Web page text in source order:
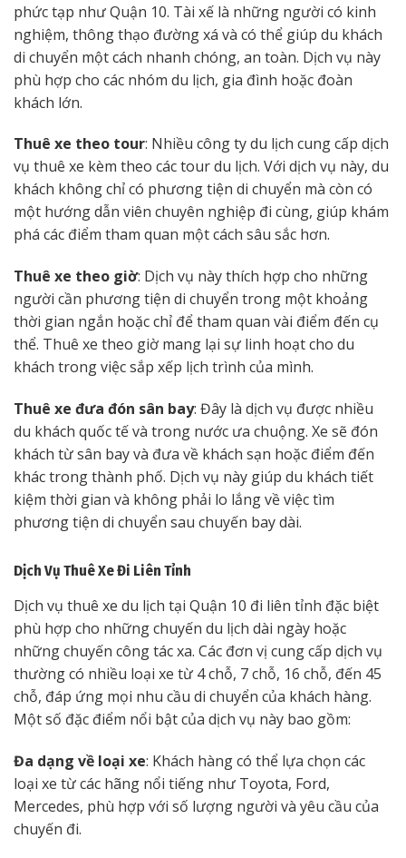
phức tạp như Quận 10. Tài xế là những người có kinh
nghiệm, thông thạo đường xá và có thể giúp du khách
di chuyển một cách nhanh chóng, an toàn. Dịch vụ này
phù hợp cho các nhóm du lịch, gia đình hoặc đoàn
khách lớn.
Thuê xe theo tour: Nhiều công ty du lịch cung cấp dịch
vụ thuê xe kèm theo các tour du lịch. Với dịch vụ này, du
khách không chỉ có phương tiện di chuyển mà còn có
một hướng dẫn viên chuyên nghiệp đi cùng, giúp khám
phá các điểm tham quan một cách sâu sắc hơn.
Thuê xe theo giờ: Dịch vụ này thích hợp cho những
người cần phương tiện di chuyển trong một khoảng
thời gian ngắn hoặc chỉ để tham quan vài điểm đến cụ
thể. Thuê xe theo giờ mang lại sự linh hoạt cho du
khách trong việc sắp xếp lịch trình của mình.
Thuê xe đưa đón sân bay: Đây là dịch vụ được nhiều
du khách quốc tế và trong nước ưa chuộng. Xe sẽ đón
khách từ sân bay và đưa về khách sạn hoặc điểm đến
khác trong thành phố. Dịch vụ này giúp du khách tiết
kiệm thời gian và không phải lo lắng về việc tìm
phương tiện di chuyển sau chuyến bay dài.
Dịch Vụ Thuê Xe Đi Liên Tỉnh
Dịch vụ thuê xe du lịch tại Quận 10 đi liên tỉnh đặc biệt
phù hợp cho những chuyến du lịch dài ngày hoặc
những chuyến công tác xa. Các đơn vị cung cấp dịch vụ
thường có nhiều loại xe từ 4 chỗ, 7 chỗ, 16 chỗ, đến 45
chỗ, đáp ứng mọi nhu cầu di chuyển của khách hàng.
Một số đặc điểm nổi bật của dịch vụ này bao gồm:
Đa dạng về loại xe: Khách hàng có thể lựa chọn các
loại xe từ các hãng nổi tiếng như Toyota, Ford,
Mercedes, phù hợp với số lượng người và yêu cầu của
chuyến đi.